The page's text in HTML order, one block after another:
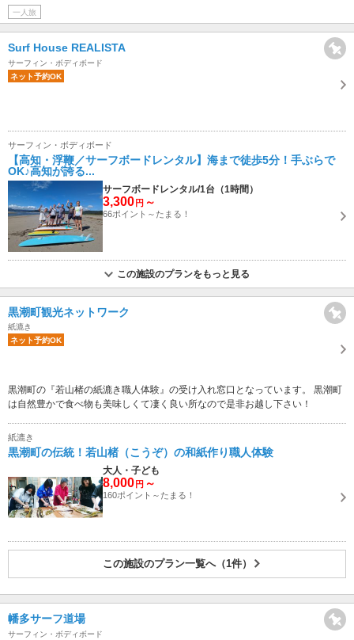
一人旅
Surf House REALISTA
サーフィン・ボディボード
ネット予約OK
サーフィン・ボディボード
【高知・浮鞭／サーフボードレンタル】海まで徒歩5分！手ぶらで
OK♪高知が誇る...
サーフボードレンタル/1台（1時間）
3,300 円 ～
66ポイント～たまる！
この施設のプランをもっと見る
黒潮町観光ネットワーク
紙漉き
ネット予約OK
黒潮町の『若山楮の紙漉き職人体験』の受け入れ窓口となっています。 黒潮町
は自然豊かで食べ物も美味しくて凄く良い所なので是非お越し下さい！
紙漉き
黒潮町の伝統！若山楮（こうぞ）の和紙作り職人体験
大人・子ども
8,000 円 ～
160ポイント～たまる！
この施設のプラン一覧へ（1件）
幡多サーフ道場
サーフィン・ボディボード